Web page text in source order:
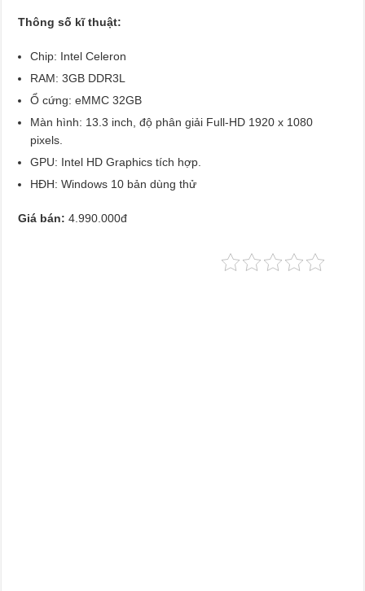
Thông số kĩ thuật:
Chip: Intel Celeron
RAM: 3GB DDR3L
Ổ cứng: eMMC 32GB
Màn hình: 13.3 inch, độ phân giải Full-HD 1920 x 1080
pixels.
GPU: Intel HD Graphics tích hợp.
HĐH: Windows 10 bản dùng thử
Giá bán:4.990.000đ